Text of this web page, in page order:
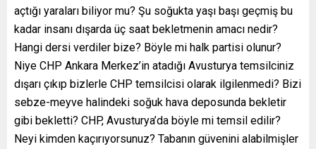
açtığı yaraları biliyor mu? Şu soğukta yaşı başı geçmiş bu
kadar insanı dışarda üç saat bekletmenin amacı nedir?
Hangi dersi verdiler bize? Böyle mi halk partisi olunur?
Niye CHP Ankara Merkez’in atadığı Avusturya temsilciniz
dışarı çıkıp bizlerle CHP temsilcisi olarak ilgilenmedi? Bizi
sebze-meyve halindeki soğuk hava deposunda bekletir
gibi bekletti? CHP, Avusturya’da böyle mi temsil edilir?
Neyi kimden kaçırıyorsunuz? Tabanın güvenini alabilmişler